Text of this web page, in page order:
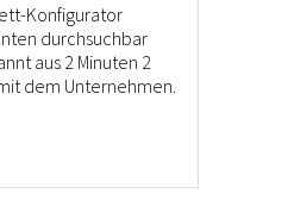
Konfigurator
durchsuchbar
aus 2 Minuten 2
dem Unternehmen.